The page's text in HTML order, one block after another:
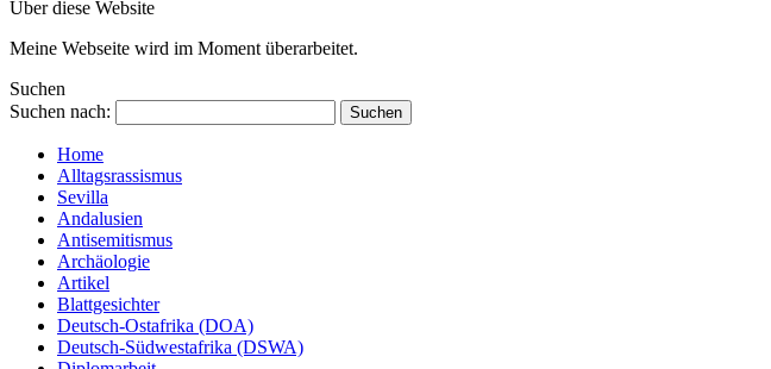
Über diese Website
Meine Webseite wird im Moment überarbeitet.
Suchen
Suchen nach:
Home
Alltagsrassismus
Sevilla
Andalusien
Antisemitismus
Archäologie
Artikel
Blattgesichter
Deutsch-Ostafrika (DOA)
Deutsch-Südwestafrika (DSWA)